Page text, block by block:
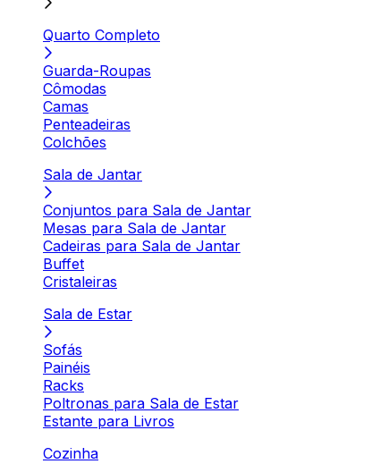
Quarto Completo
Guarda-Roupas
Cômodas
Camas
Penteadeiras
Colchões
Sala de Jantar
Conjuntos para Sala de Jantar
Mesas para Sala de Jantar
Cadeiras para Sala de Jantar
Buffet
Cristaleiras
Sala de Estar
Sofás
Painéis
Racks
Poltronas para Sala de Estar
Estante para Livros
Cozinha